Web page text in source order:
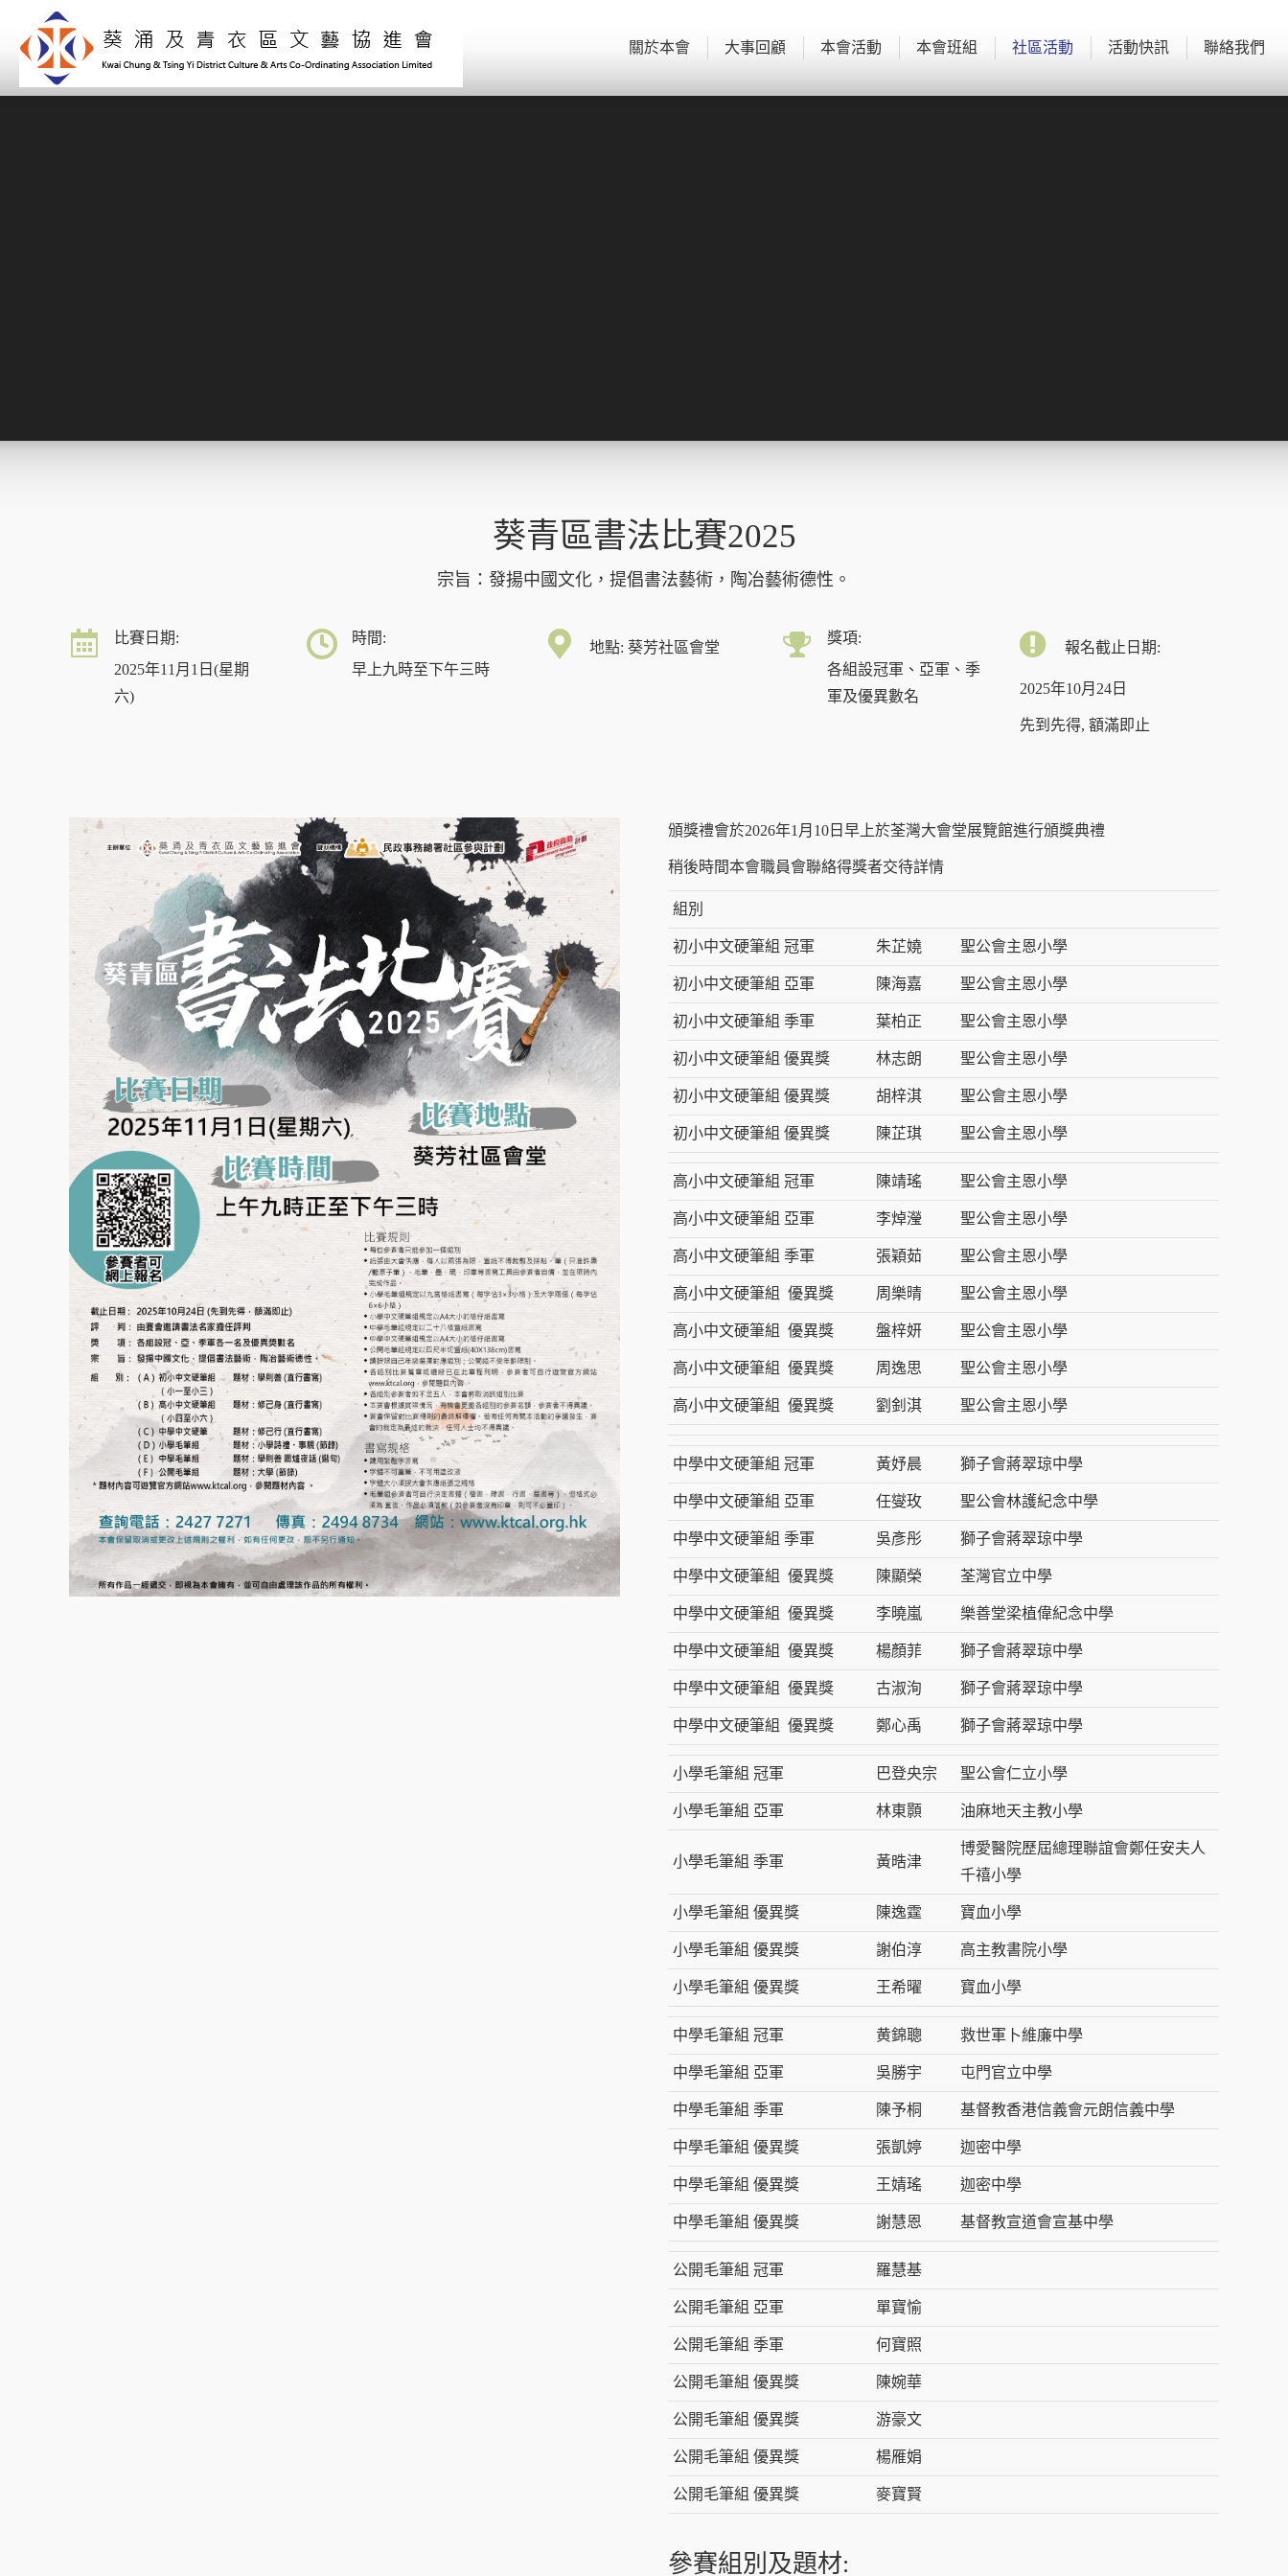
關於本會 大事回顧 本會活動 本會班組 社區活動 活動快訊 聯絡我們
葵青區書法比賽2025
宗旨：發揚中國文化，提倡書法藝術，陶冶藝術德性。
比賽日期:
2025年11月1日(星期
六)
時間:
早上九時至下午三時
地點: 葵芳社區會堂
獎項:
各組設冠軍、亞軍、季
軍及優異數名
報名截止日期:
2025年10月24日
先到先得, 額滿即止
頒獎禮會於2026年1月10日早上於荃灣大會堂展覽館進行頒獎典禮
稍後時間本會職員會聯絡得獎者交待詳情
組別
初小中文硬筆組 冠軍 朱芷嬈 聖公會主恩小學
初小中文硬筆組 亞軍 陳海嘉 聖公會主恩小學
初小中文硬筆組 季軍 葉柏正 聖公會主恩小學
初小中文硬筆組 優異獎 林志朗 聖公會主恩小學
初小中文硬筆組 優異獎 胡梓淇 聖公會主恩小學
初小中文硬筆組 優異獎 陳芷琪 聖公會主恩小學
高小中文硬筆組 冠軍 陳靖瑤 聖公會主恩小學
高小中文硬筆組 亞軍 李焯瀅 聖公會主恩小學
高小中文硬筆組 季軍 張穎茹 聖公會主恩小學
高小中文硬筆組 優異獎 周樂晴 聖公會主恩小學
高小中文硬筆組 優異獎 盤梓妍 聖公會主恩小學
高小中文硬筆組 優異獎 周逸思 聖公會主恩小學
高小中文硬筆組 優異獎 劉釗淇 聖公會主恩小學
中學中文硬筆組 冠軍 黃妤晨 獅子會蔣翠琼中學
中學中文硬筆組 亞軍 任燮玫 聖公會林護紀念中學
中學中文硬筆組 季軍 吳彥彤 獅子會蔣翠琼中學
中學中文硬筆組 優異獎 陳顯榮 荃灣官立中學
中學中文硬筆組 優異獎 李曉嵐 樂善堂梁植偉紀念中學
中學中文硬筆組 優異獎 楊顏菲 獅子會蔣翠琼中學
中學中文硬筆組 優異獎 古淑洵 獅子會蔣翠琼中學
中學中文硬筆組 優異獎 鄭心禹 獅子會蔣翠琼中學
小學毛筆組 冠軍 巴登央宗 聖公會仁立小學
小學毛筆組 亞軍 林東顥 油麻地天主教小學
小學毛筆組 季軍 黃晧津
博愛醫院歷屆總理聯誼會鄭任安夫人
千禧小學
小學毛筆組 優異獎 陳逸霆 寶血小學
小學毛筆組 優異獎 謝伯淳 高主教書院小學
小學毛筆組 優異獎 王希曜 寶血小學
中學毛筆組 冠軍 黄錦聰 救世軍卜維廉中學
中學毛筆組 亞軍 吳勝宇 屯門官立中學
中學毛筆組 季軍 陳予桐 基督教香港信義會元朗信義中學
中學毛筆組 優異獎 張凱婷 迦密中學
中學毛筆組 優異獎 王婧瑤 迦密中學
中學毛筆組 優異獎 謝慧恩 基督教宣道會宣基中學
公開毛筆組 冠軍 羅慧基
公開毛筆組 亞軍 單寶愉
公開毛筆組 季軍 何寶照
公開毛筆組 優異獎 陳婉華
公開毛筆組 優異獎 游豪文
公開毛筆組 優異獎 楊雁娟
公開毛筆組 優異獎 麥寶賢
參賽組別及題材:
關於本會 大事回顧 本會活動 本會班組 社區活動 活動快訊 聯絡我們